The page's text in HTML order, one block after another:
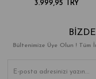
Bültenimize Üye Olun ! Tüm